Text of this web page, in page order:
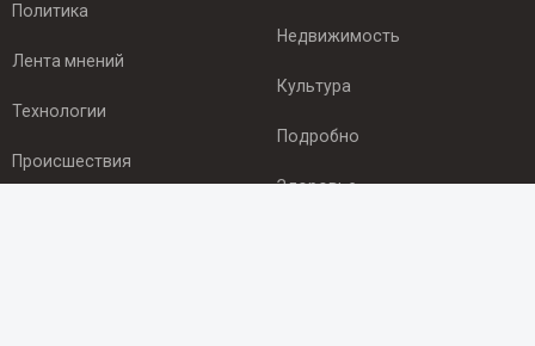
Политика
Лента мнений
Технологии
Происшествия
Недвижимость
Культура
Подробно
Здоровье